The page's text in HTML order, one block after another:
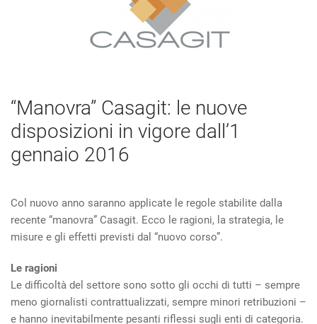
“Manovra” Casagit: le nuove
disposizioni in vigore dall’1
gennaio 2016
Col nuovo anno saranno applicate le regole stabilite dalla
recente “manovra” Casagit. Ecco le ragioni, la strategia, le
misure e gli effetti previsti dal “nuovo corso”.
Le ragioni
Le difficoltà del settore sono sotto gli occhi di tutti – sempre
meno giornalisti contrattualizzati, sempre minori retribuzioni –
e hanno inevitabilmente pesanti riflessi sugli enti di categoria.